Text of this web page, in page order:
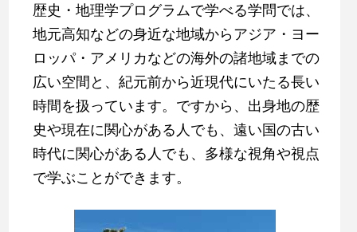
歴史・地理学プログラムで学べる学問では、
地元高知などの身近な地域からアジア・ヨー
ロッパ・アメリカなどの海外の諸地域までの
広い空間と、紀元前から近現代にいたる長い
時間を扱っています。ですから、出身地の歴
史や現在に関心がある人でも、遠い国の古い
時代に関心がある人でも、多様な視角や視点
で学ぶことができます。